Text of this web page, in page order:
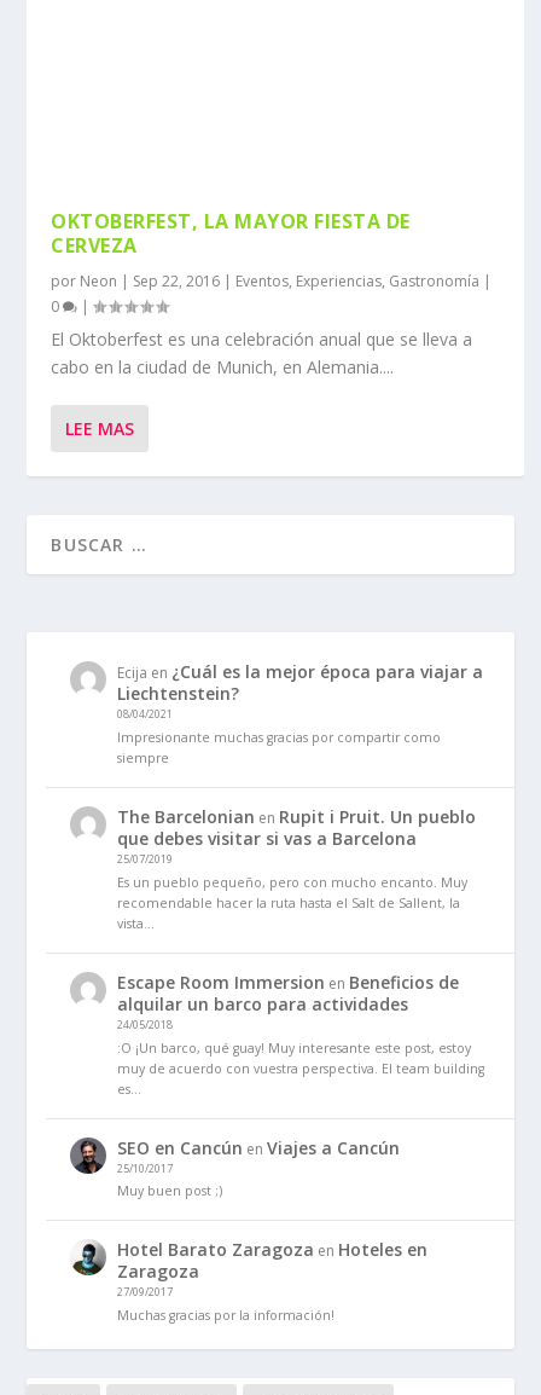
OKTOBERFEST, LA MAYOR FIESTA DE
CERVEZA
por Neon | Sep 22, 2016 | Eventos, Experiencias, Gastronomía |
0
|
El Oktoberfest es una celebración anual que se lleva a
cabo en la ciudad de Munich, en Alemania....
LEE MAS
Ecija en ¿Cuál es la mejor época para viajar a
Liechtenstein?
08/04/2021
Impresionante muchas gracias por compartir como
siempre
The Barcelonian en Rupit i Pruit. Un pueblo
que debes visitar si vas a Barcelona
25/07/2019
Es un pueblo pequeño, pero con mucho encanto. Muy
recomendable hacer la ruta hasta el Salt de Sallent, la
vista…
Escape Room Immersion en Beneficios de
alquilar un barco para actividades
24/05/2018
:O ¡Un barco, qué guay! Muy interesante este post, estoy
muy de acuerdo con vuestra perspectiva. El team building
es…
SEO en Cancún enViajes a Cancún
25/10/2017
Muy buen post ;)
Hotel Barato Zaragoza en Hoteles en
Zaragoza
27/09/2017
Muchas gracias por la información!